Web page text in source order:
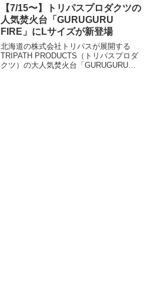
レビューします。
【7/15〜】トリパスプロダクツの
人気焚火台「GURUGURU
FIRE」にLサイズが新登場
北海道の株式会社トリパスが展開する
TRIPATH PRODUCTS（トリパスプロダ
クツ）の大人気焚火台「GURUGURU